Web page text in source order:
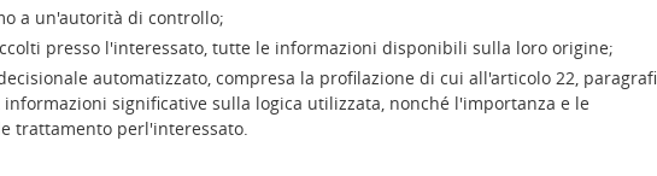
a un'autorità di controllo;
presso l'interessato, tutte le informazioni disponibili sulla loro origine;
automatizzato, compresa la profilazione di cui all'articolo 22, paragrafi
informazioni significative sulla logica utilizzata, nonché l'importanza e le
trattamento perl'interessato.